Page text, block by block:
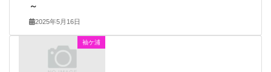
～
2025年5月16日
袖ケ浦